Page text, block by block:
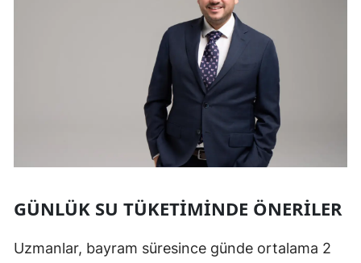
GÜNLÜK SU TÜKETIMINDE ÖNERILER
Uzmanlar, bayram süresince günde ortalama 2